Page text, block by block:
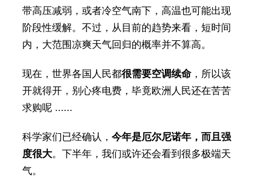
带高压减弱，或者冷空气南下，高温也可能出现
阶段性缓解。不过，从目前的趋势来看，短时间
内，大范围凉爽天气回归的概率并不算高。
现在，世界各国人民都很需要空调续命，所以该
开就得开，别心疼电费，毕竟欧洲人民还在苦苦
求购呢 ......
科学家们已经确认， 今年是厄尔尼诺年，而且强
度很大。下半年，我们或许还会看到很多极端天
气。